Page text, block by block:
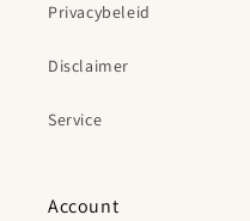
Privacybeleid
Disclaimer
Service
Account